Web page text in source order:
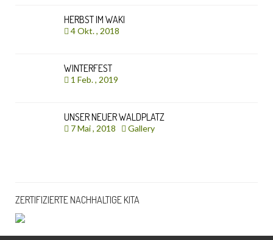
HERBST IM WAKI
4 Okt. , 2018
WINTERFEST
1 Feb. , 2019
UNSER NEUER WALDPLATZ
7 Mai , 2018 Gallery
ZERTIFIZIERTE NACHHALTIGE KITA